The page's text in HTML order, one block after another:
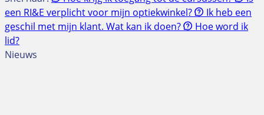
een RI&E verplicht voor mijn optiekwinkel?
Ik heb een
geschil met mijn klant. Wat kan ik doen?
Hoe word ik
lid?
Nieuws